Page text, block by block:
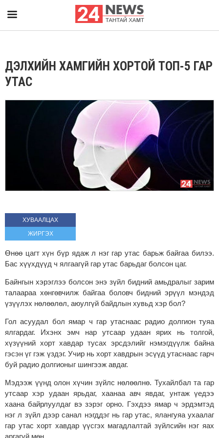
ДЭЛХИЙН ХАМГИЙН ХОРТОЙ ТОП-5 ГАР
УТАС
ХУВААЛЦАХ
ЖИРГЭХ
Өнөө цагт хүн бүр ядаж л нэг гар утас барьж байгаа билээ.
Бас хүүхдүүд ч ялгаагүй гар утас барьдаг болсон цаг.
Байнгын хэрэглээ болсон энэ зүйл бидний амьдралыг зарим
талаараа хөнгөвчилж байгаа боловч бидний эрүүл мэндэд
үзүүлэх нөлөөлөл, аюулгүй байдлын хувьд хэр бол?
Гол асуудал бол ямар ч гар утаснаас радио долгион туяа
ялгардаг. Ихэнх эмч нар утсаар удаан ярих нь толгой,
хүзүүний хорт хавдар тусах эрсдэлийг нэмэгдүүлж байна
гэсэн үг гэж үздэг. Учир нь хорт хавдрын эсүүд утаснаас гарч
буй радио долгионыг шингээж авдаг.
Мэдээж үүнд олон хүчин зүйлс нөлөөлнө. Тухайлбал та гар
утсаар хэр удаан ярьдаг, хаанаа авч явдаг, унтаж үедээ
хаана байрлуулдаг вэ зэрэг орно. Гэхдээ ямар ч эрдэмтэд
нэг л зүйл дээр санал нэгддэг нь гар утас, ялангуяа ухаалаг
гар утас хорт хавдар үүсгэх магадлалтай зүйлсийн нэг яах